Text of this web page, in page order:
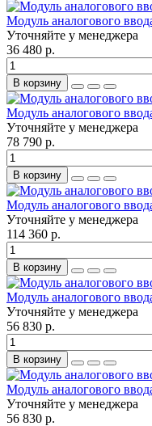
Модуль аналогового
Уточняйте у менеджера
36 480 р.
В корзину
Модуль аналогового
Уточняйте у менеджера
78 790 р.
В корзину
Модуль аналогового
Уточняйте у менеджера
114 360 р.
В корзину
Модуль аналогового
Уточняйте у менеджера
56 830 р.
В корзину
Модуль аналогового
Уточняйте у менеджера
56 830 р.